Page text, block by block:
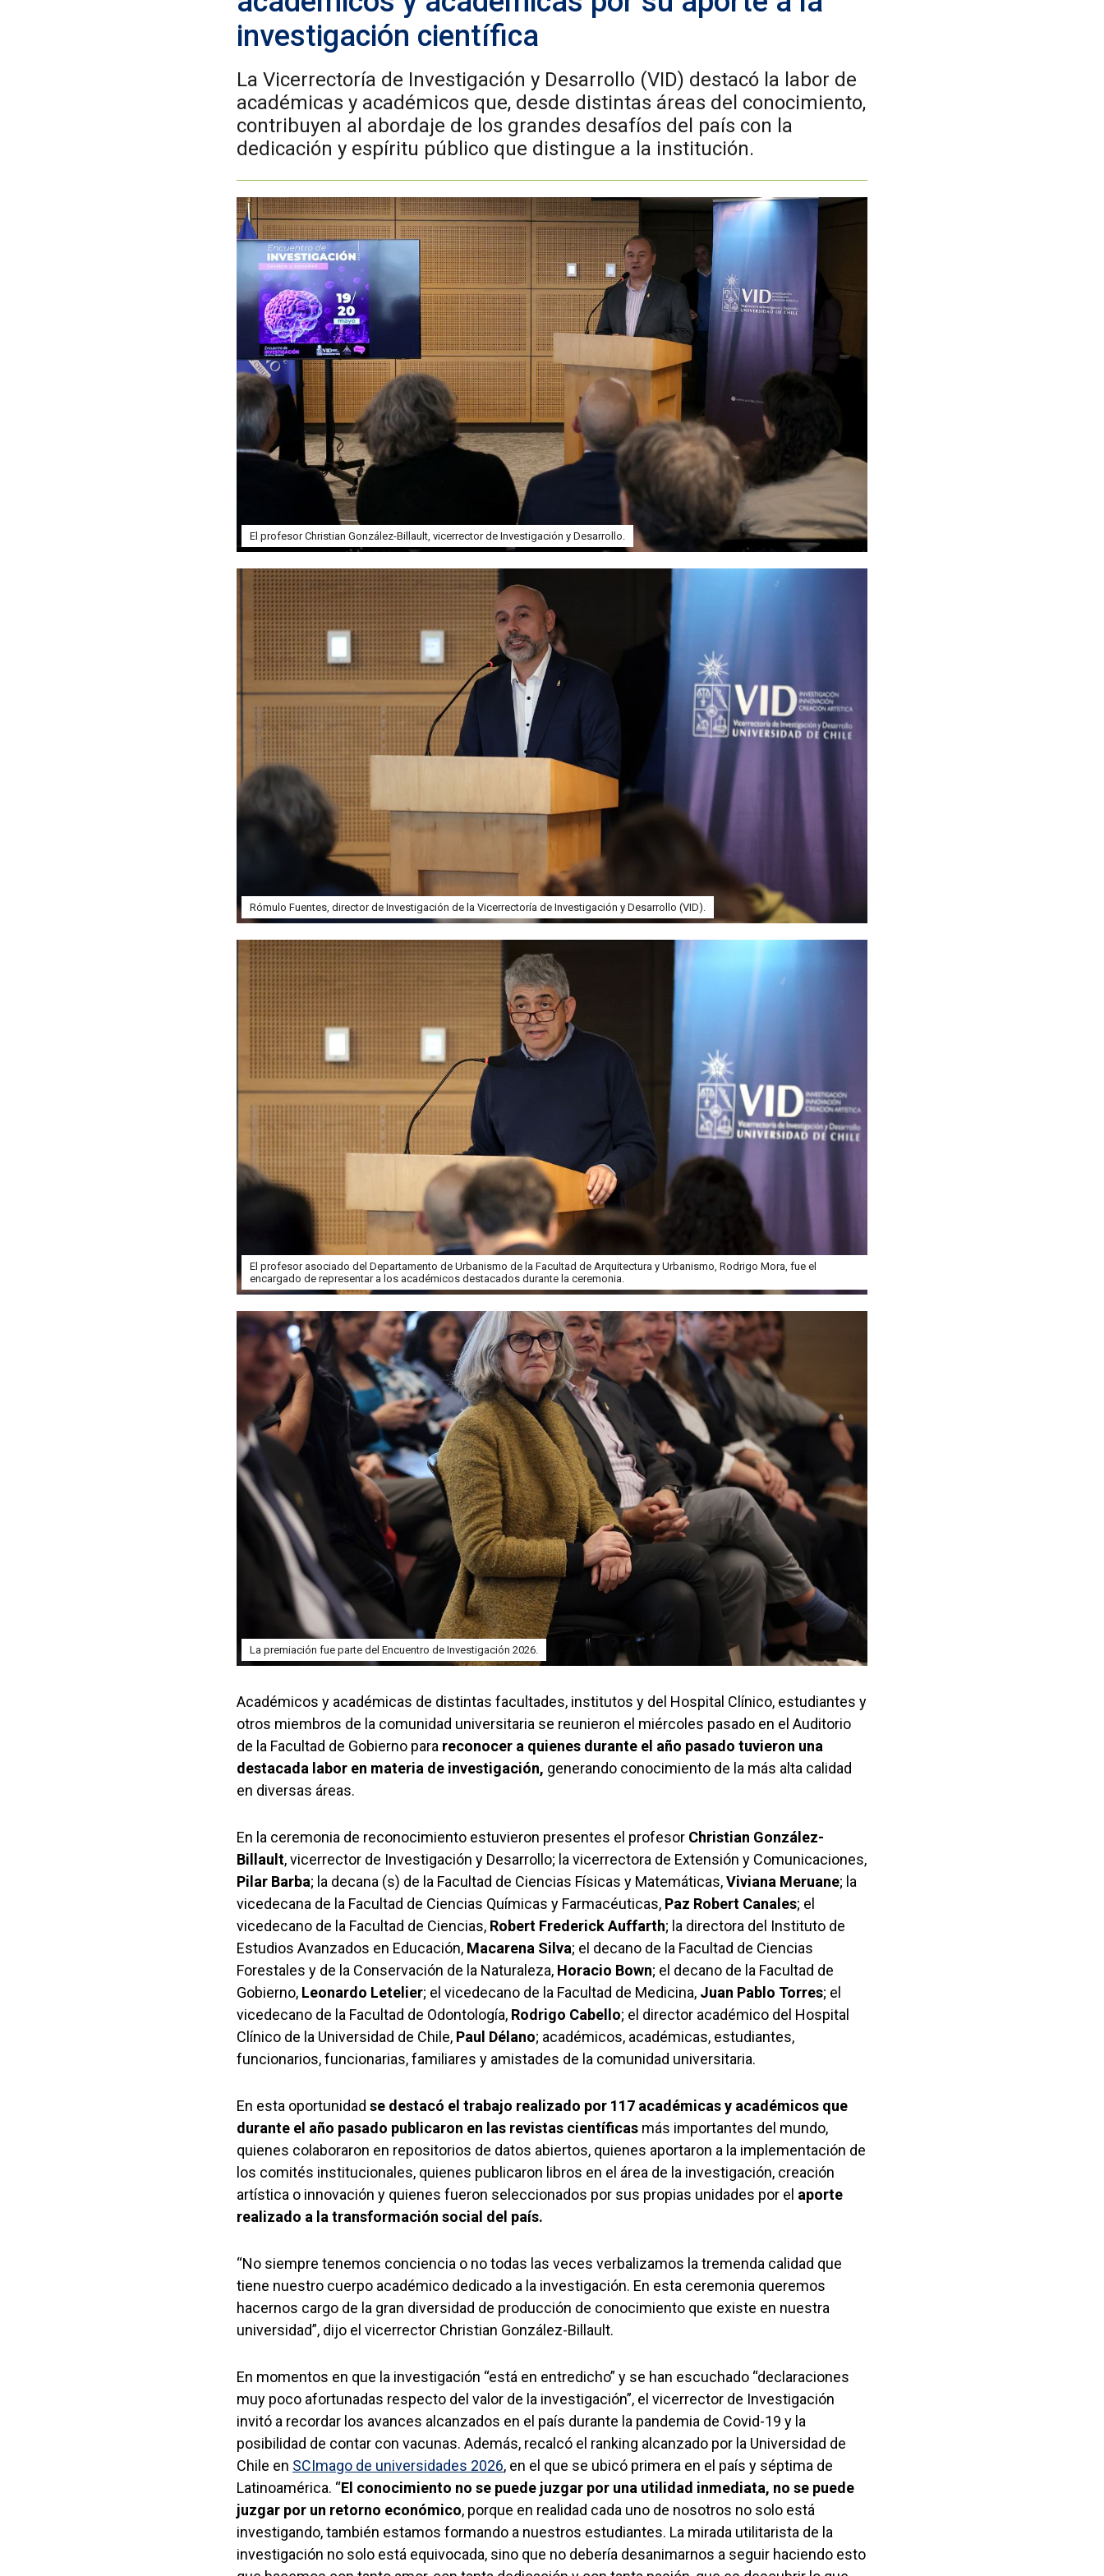
investigación científica
La Vicerrectoría de Investigación y Desarrollo (VID) destacó la labor de
académicas y académicos que, desde distintas áreas del conocimiento,
contribuyen al abordaje de los grandes desafíos del país con la
dedicación y espíritu público que distingue a la institución.
El profesor Christian González-Billault, vicerrector de Investigación y Desarrollo.
Rómulo Fuentes, director de Investigación de la Vicerrectoría de Investigación y Desarrollo (VID).
El profesor asociado del Departamento de Urbanismo de la Facultad de Arquitectura y Urbanismo, Rodrigo Mora, fue el
encargado de representar a los académicos destacados durante la ceremonia.
La premiación fue parte del Encuentro de Investigación 2026.
Académicos y académicas de distintas facultades, institutos y del Hospital Clínico, estudiantes y
otros miembros de la comunidad universitaria se reunieron el miércoles pasado en el Auditorio
de la Facultad de Gobierno para reconocer a quienes durante el año pasado tuvieron una
destacada labor en materia de investigación, generando conocimiento de la más alta calidad
en diversas áreas.
En la ceremonia de reconocimiento estuvieron presentes el profesor Christian González-
Billault, vicerrector de Investigación y Desarrollo; la vicerrectora de Extensión y Comunicaciones,
Pilar Barba; la decana (s) de la Facultad de Ciencias Físicas y Matemáticas,Viviana Meruane; la
vicedecana de la Facultad de Ciencias Químicas y Farmacéuticas, Paz Robert Canales; el
vicedecano de la Facultad de Ciencias, Robert Frederick Auffarth; la directora del Instituto de
Estudios Avanzados en Educación, Macarena Silva; el decano de la Facultad de Ciencias
Forestales y de la Conservación de la Naturaleza, Horacio Bown; el decano de la Facultad de
Gobierno, Leonardo Letelier; el vicedecano de la Facultad de Medicina, Juan Pablo Torres; el
vicedecano de la Facultad de Odontología, Rodrigo Cabello; el director académico del Hospital
Clínico de la Universidad de Chile, Paul Délano; académicos, académicas, estudiantes,
funcionarios, funcionarias, familiares y amistades de la comunidad universitaria.
En esta oportunidad se destacó el trabajo realizado por 117 académicas y académicos que
durante el año pasado publicaron en las revistas científicas más importantes del mundo,
quienes colaboraron en repositorios de datos abiertos, quienes aportaron a la implementación de
los comités institucionales, quienes publicaron libros en el área de la investigación, creación
artística o innovación y quienes fueron seleccionados por sus propias unidades por el aporte
realizado a la transformación social del país.
“No siempre tenemos conciencia o no todas las veces verbalizamos la tremenda calidad que
tiene nuestro cuerpo académico dedicado a la investigación. En esta ceremonia queremos
hacernos cargo de la gran diversidad de producción de conocimiento que existe en nuestra
universidad”, dijo el vicerrector Christian González-Billault.
En momentos en que la investigación “está en entredicho” y se han escuchado “declaraciones
muy poco afortunadas respecto del valor de la investigación”, el vicerrector de Investigación
invitó a recordar los avances alcanzados en el país durante la pandemia de Covid-19 y la
posibilidad de contar con vacunas. Además, recalcó el ranking alcanzado por la Universidad de
Chile en SCImago de universidades 2026, en el que se ubicó primera en el país y séptima de
Latinoamérica. “El conocimiento no se puede juzgar por una utilidad inmediata, no se puede
juzgar por un retorno económico, porque en realidad cada uno de nosotros no solo está
investigando, también estamos formando a nuestros estudiantes. La mirada utilitarista de la
investigación no solo está equivocada, sino que no debería desanimarnos a seguir haciendo esto